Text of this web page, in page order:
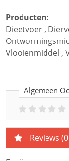
Producten:
Dieetvoer ,
Vlooienmiddel ,
Algemeen
Reviews (0